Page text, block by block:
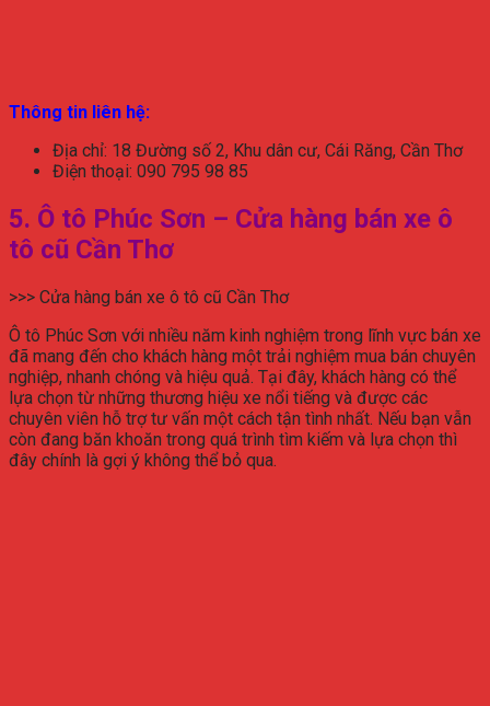
Thông tin liên hệ:
Địa chỉ: 18 Đường số 2, Khu dân cư, Cái Răng, Cần Thơ
Điện thoại: 090 795 98 85
5. Ô tô Phúc Sơn – Cửa hàng bán xe ô
tô cũ Cần Thơ
>>> Cửa hàng bán xe ô tô cũ Cần Thơ
Ô tô Phúc Sơn với nhiều năm kinh nghiệm trong lĩnh vực bán xe
đã mang đến cho khách hàng một trải nghiệm mua bán chuyên
nghiệp, nhanh chóng và hiệu quả. Tại đây, khách hàng có thể
lựa chọn từ những thương hiệu xe nổi tiếng và được các
chuyên viên hỗ trợ tư vấn một cách tận tình nhất. Nếu bạn vẫn
còn đang băn khoăn trong quá trình tìm kiếm và lựa chọn thì
đây chính là gợi ý không thể bỏ qua.